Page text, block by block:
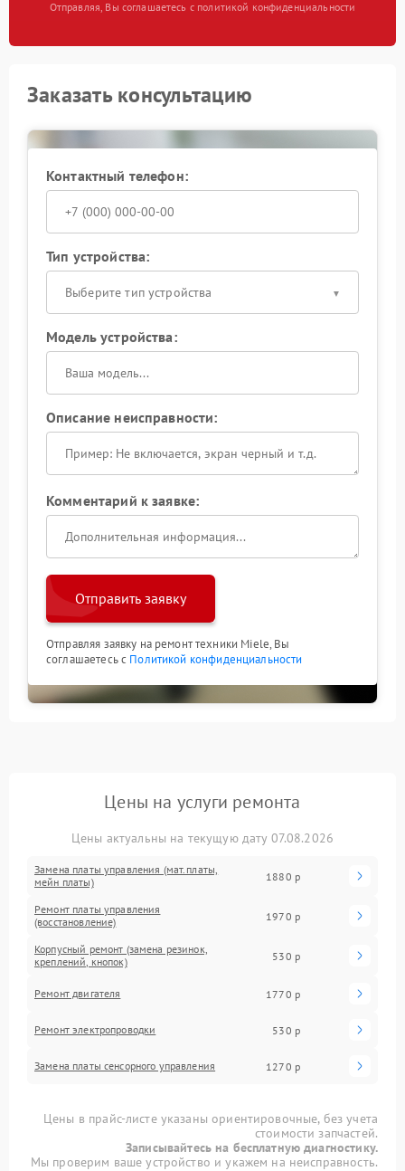
Отправляя, Вы соглашаетесь с политикой конфиденциальности
Заказать консультацию
Контактный телефон:
Тип устройства:
Выберите тип устройства
Модель устройства:
Описание неисправности:
Комментарий к заявке:
Отправить заявку
Отправляя заявку на ремонт техники Miele, Вы
соглашаетесь с Политикой конфиденциальности
Цены на услуги ремонта
Цены актуальны на текущую дату 07.08.2026
Замена платы управления (мат.платы,
мейн платы)
1880 р
Ремонт платы управления
(восстановление)
1970 р
Корпусный ремонт (замена резинок,
креплений, кнопок)
530 р
Ремонт двигателя 1770 р
Ремонт электропроводки 530 р
Замена платы сенсорного управления 1270 р
Цены в прайс-листе указаны ориентировочные, без учета
стоимости запчастей.
Записывайтесь на бесплатную диагностику.
Мы проверим ваше устройство и укажем на неисправность.